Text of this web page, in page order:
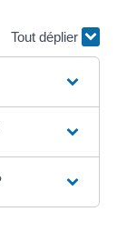
Tout déplier